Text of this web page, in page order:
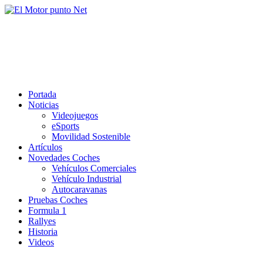
Saltar
Portada
Noticias
Videojuegos
eSports
Movilidad Sostenible
Artículos
Novedades Coches
Vehículos Comerciales
Vehículo Industrial
Autocaravanas
Pruebas Coches
Formula 1
Rallyes
Historia
Videos